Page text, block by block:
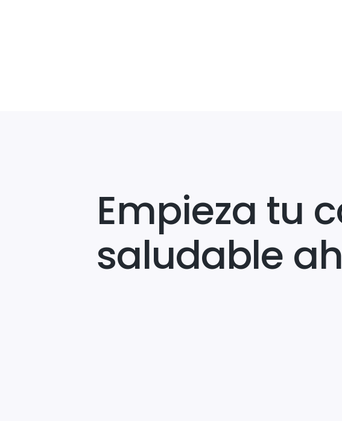
Empieza tu
saludable